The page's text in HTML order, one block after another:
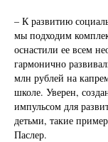
– К развитию
мы подходим
оснастили ее всем
гармонично
млн рублей на
школе. Уверен,
импульсом для
детьми, такие
Паслер.